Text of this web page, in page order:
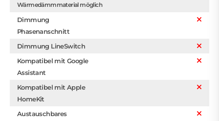
Wärmedämmmaterial möglich
Dimmung
Phasenanschnitt
Dimmung LineSwitch
Kompatibel mit Google
Assistant
Kompatibel mit Apple
HomeKit
Austauschbares